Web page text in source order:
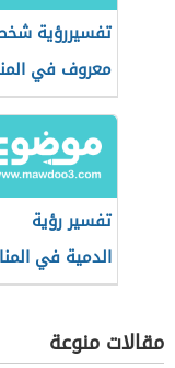
تفسيررؤية
معروف في
تفسير رؤية
الدمية في
مقالات منوعة